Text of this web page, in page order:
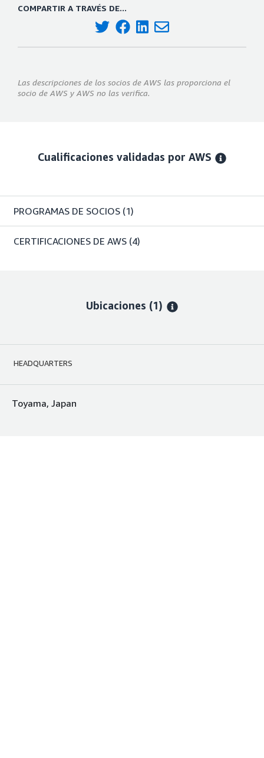
COMPARTIR A TRAVÉS DE...
Las descripciones de los socios de AWS las proporciona el
socio de AWS y AWS no las verifica.
Cualificaciones validadas por AWS
PROGRAMAS DE SOCIOS (1)
CERTIFICACIONES DE AWS (4)
Ubicaciones (1)
HEADQUARTERS
Toyama, Japan